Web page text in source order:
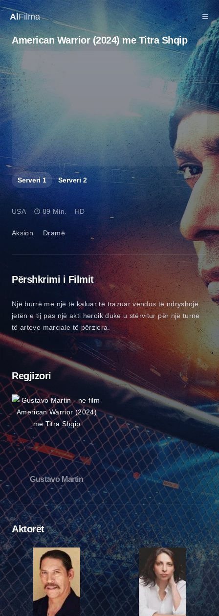
AlFilma
American Warrior (2024) me Titra Shqip
Serveri1 Serveri 2
Aksion Dramë
USA 89 Min. HD
Përshkrimi i Filmit
Një burrë me një të kaluar të trazuar vendos të ndryshojë
jetën e tij pas një akti heroik duke u stërvitur për një turne
të arteve marciale të përziera.
Regjizori
Gustavo Martin
Aktorët